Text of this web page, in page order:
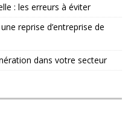
: les erreurs à éviter
reprise d’entreprise de
dans votre secteur